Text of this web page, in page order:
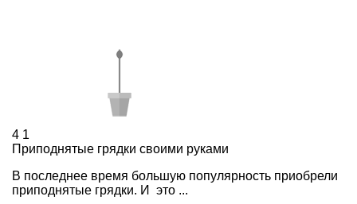
4 1
Приподнятые грядки своими руками
В последнее время большую популярность приобрели
приподнятые грядки. И это ...